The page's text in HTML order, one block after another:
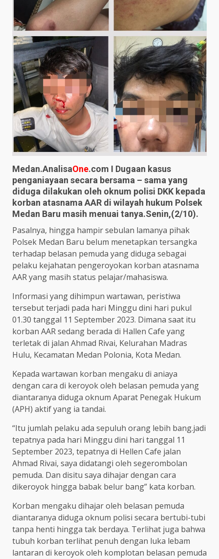
Medan.AnalisaOne.com I Dugaan kasus
penganiayaan secara bersama – sama yang
diduga dilakukan oleh oknum polisi DKK kepada
korban atasnama AAR di wilayah hukum Polsek
Medan Baru masih menuai tanya.Senin,(2/10).
Pasalnya, hingga hampir sebulan lamanya pihak
Polsek Medan Baru belum menetapkan tersangka
terhadap belasan pemuda yang diduga sebagai
pelaku kejahatan pengeroyokan korban atasnama
AAR yang masih status pelajar/mahasiswa.
Informasi yang dihimpun wartawan, peristiwa
tersebut terjadi pada hari Minggu dini hari pukul
01.30 tanggal 11 September 2023. Dimana saat itu
korban AAR sedang berada di Hallen Cafe yang
terletak di jalan Ahmad Rivai, Kelurahan Madras
Hulu, Kecamatan Medan Polonia, Kota Medan.
Kepada wartawan korban mengaku di aniaya
dengan cara di keroyok oleh belasan pemuda yang
diantaranya diduga oknum Aparat Penegak Hukum
(APH) aktif yang ia tandai.
“Itu jumlah pelaku ada sepuluh orang lebih bang.jadi
tepatnya pada hari Minggu dini hari tanggal 11
September 2023, tepatnya di Hellen Cafe jalan
Ahmad Rivai, saya didatangi oleh segerombolan
pemuda. Dan disitu saya dihajar dengan cara
dikeroyok hingga babak belur bang” kata korban.
Korban mengaku dihajar oleh belasan pemuda
diantaranya diduga oknum polisi secara bertubi-tubi
tanpa henti hingga tak berdaya. Terlihat juga bahwa
tubuh korban terlihat penuh dengan luka lebam
lantaran di keroyok oleh komplotan belasan pemuda